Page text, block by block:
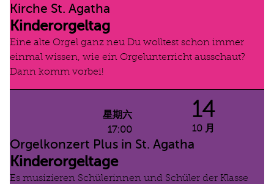
Kirche St. Agatha
Kinderorgeltag
Eine alte Orgel ganz neu Du wolltest schon immer
einmal wissen, wie ein Orgelunterricht ausschaut?
Dann komm vorbei!
星期六
17:00
14
10 月
Orgelkonzert Plus in St. Agatha
Kinderorgeltage
Es musizieren Schülerinnen und Schüler der Klasse